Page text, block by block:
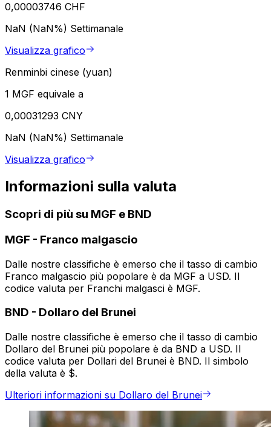
0,00003746 CHF
NaN (NaN%) Settimanale
Visualizza grafico
Renminbi cinese (yuan)
1 MGF equivale a
0,00031293 CNY
NaN (NaN%) Settimanale
Visualizza grafico
Informazioni sulla valuta
Scopri di più su MGF e BND
MGF - Franco malgascio
Dalle nostre classifiche è emerso che il tasso di cambio
Franco malgascio più popolare è da MGF a USD. Il
codice valuta per Franchi malgasci è MGF.
BND - Dollaro del Brunei
Dalle nostre classifiche è emerso che il tasso di cambio
Dollaro del Brunei più popolare è da BND a USD. Il
codice valuta per Dollari del Brunei è BND. Il simbolo
della valuta è $.
Ulteriori informazioni su Dollaro del Brunei